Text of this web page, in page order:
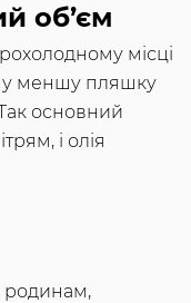
об’єм
місці
у меншу пляшку
основний
і олія
родинам,